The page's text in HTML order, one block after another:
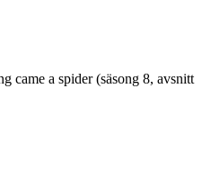
came a spider (säsong 8, avsnitt